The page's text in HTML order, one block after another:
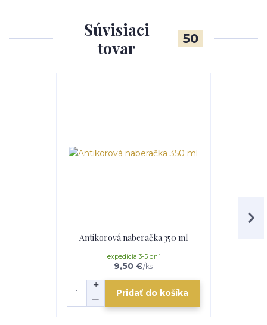
Súvisiaci
tovar
50
Antikorová naberačka 350 ml
9,50 €/ks
expedícia 3-5 dní
Pridať do košíka